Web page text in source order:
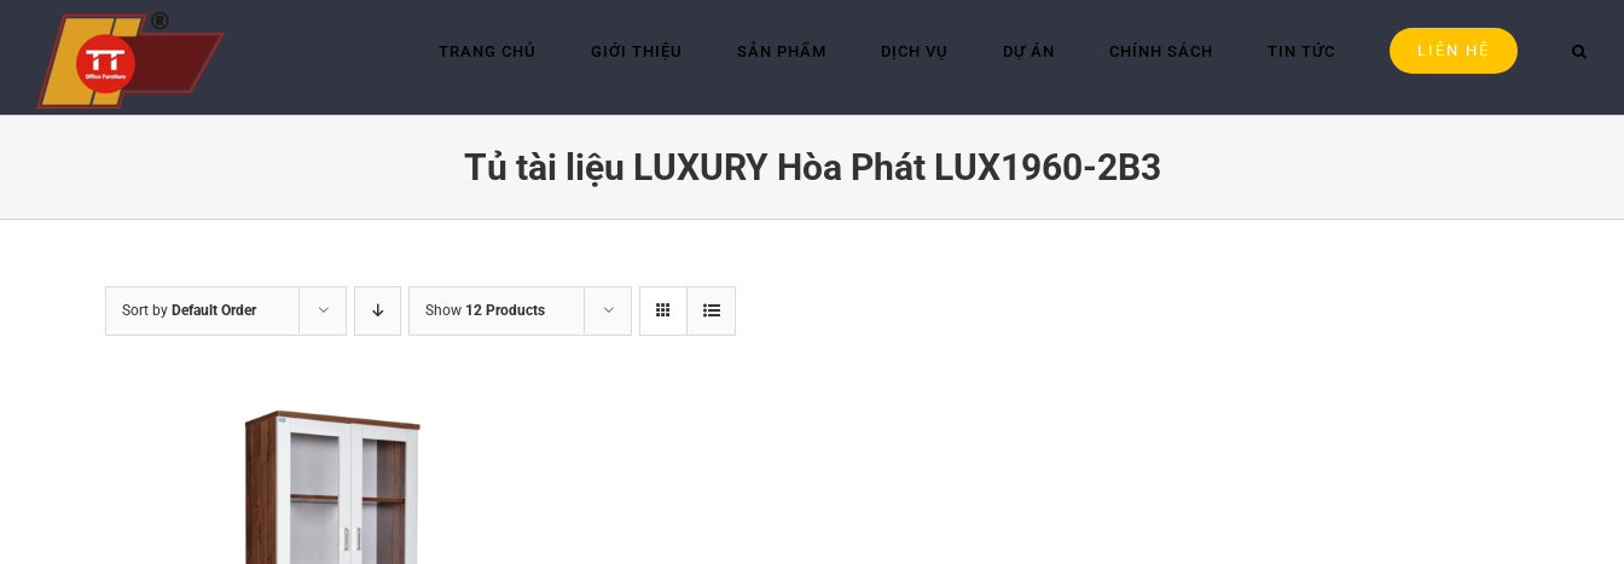
content
TRANG CHỦ GIỚI THIỆU SẢN PHẨM DỊCH VỤ DỰ ÁN CHÍNH SÁCH TIN TỨC LIÊN HỆ
Tủ tài liệu LUXURY Hòa Phát LUX1960-2B3
Sort by Default Order Show 12 Products